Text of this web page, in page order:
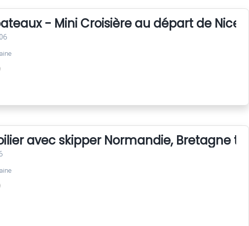
- Mini Croisière au départ de Nice
avec skipper Normandie, Bretagne